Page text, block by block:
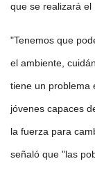
que se realizará el
"Tenemos que
el ambiente,
tiene un problema
jóvenes capaces
la fuerza para
señaló que "las